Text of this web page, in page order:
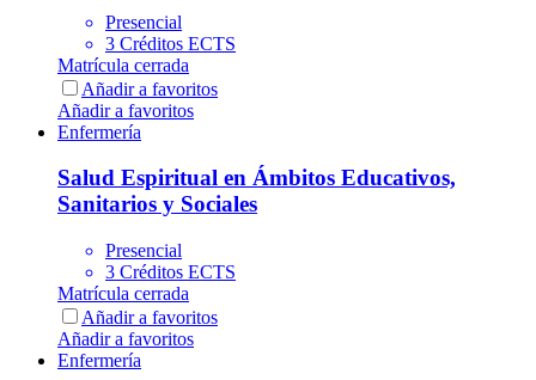
Presencial
3 Créditos ECTS
Matrícula cerrada
Añadir a favoritos
Añadir a favoritos
Enfermería
Salud Espiritual en Ámbitos Educativos,
Sanitarios y Sociales
Presencial
3 Créditos ECTS
Matrícula cerrada
Añadir a favoritos
Añadir a favoritos
Enfermería